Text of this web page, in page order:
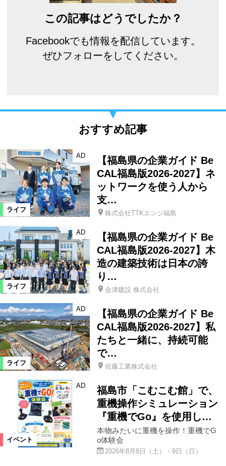
この記事はどうでしたか？
Facebookでも情報を配信しています。
ぜひフォローをしてください。
おすすめ記事
ライフ
AD
【福島県の企業ガイド Be
CAL福島版2026-2027】ネ
ットワークを使う人から
支…
株式会社TTKエンジ福島
ライフ
AD
【福島県の企業ガイド Be
CAL福島版2026-2027】木
造の建築技術は日本の誇
り…
会津建設 株式会社
ライフ
AD
【福島県の企業ガイド Be
CAL福島版2026-2027】私
たちと一緒に、持続可能
で…
佐藤工業株式会社
イベント
AD
福島市「こむこむ館」で、
重機操作シミュレーション
『重機でGo』を使用し…
本物みたいに重機を操作！重機でG
o体験会
2026年8月8日（土）・9日（日）